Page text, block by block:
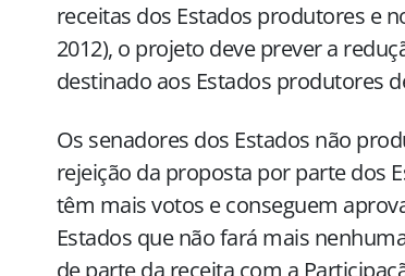
receitas dos Estados produtores e
2012), o projeto deve prever a
destinado aos Estados produtores
Os senadores dos Estados não
rejeição da proposta por parte dos
têm mais votos e conseguem
Estados que não fará mais
de parte da receita com a